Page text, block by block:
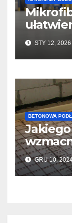
STY 12, 2026
BETONOWA
doGRU 10,